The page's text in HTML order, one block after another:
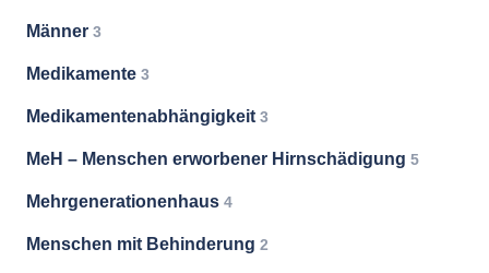
Männer 3
Medikamente 3
Medikamentenabhängigkeit 3
MeH – Menschen erworbener Hirnschädigung 5
Mehrgenerationenhaus 4
Menschen mit Behinderung 2